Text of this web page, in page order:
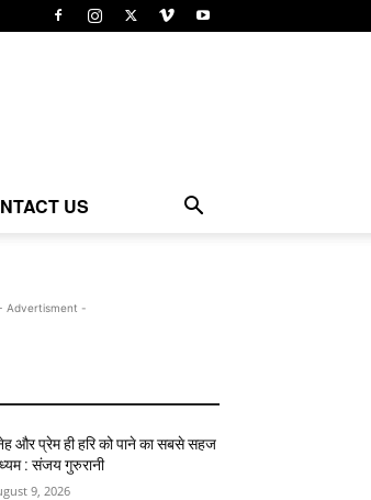
US
Advertisment -
और प्रेम ही हरि को पाने का सबसे सहज
: संजय गुरुरानी
9, 2026